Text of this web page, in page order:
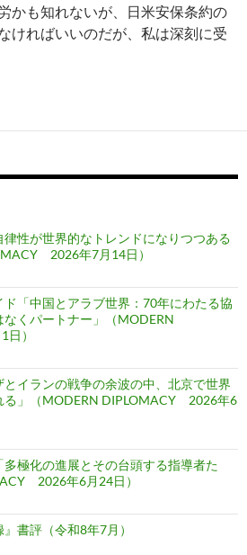
かも知れないが、日米安保条約の
ければいいのだが、私は深刻に受
性が世界的なトレンドになりつつある
2026年7月14日）
「中国とアラブ世界：70年にわたる協
くパートナー」（MODERN
）
イランの戦争の余波の中、北京で世界
る」（MODERN DIPLOMACY 2026年6
極化の進展とその台頭する指導者た
2026年6月24日）
書評（令和8年7月）